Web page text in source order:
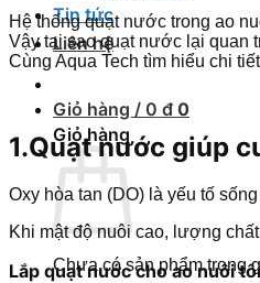
Tin tức
Liên hệ
Giỏ hàng / 0 đ 0
Giỏ hàng
Chưa có sản phẩm trong
Hệ thống quạt nước trong ao
Vậy tại sao quạt nước lại quan
Cùng Aqua Tech tìm hiểu chi
1.Quạt nước giúp
Oxy hòa tan (DO) là yếu tố
Khi mật độ nuôi cao, lượng
Lắp quạt nước cho ao nuôi